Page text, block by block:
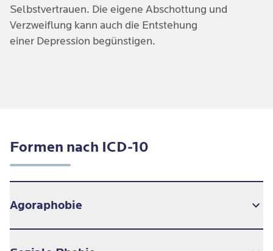
Übelkeit
Selbstvertrauen. Die eigene Abschottung und
Verzweiflung kann auch die Entstehung
einer Depression begünstigen.
Formen nach ICD-10
Agoraphobie